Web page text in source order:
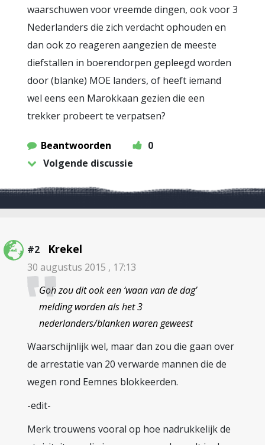
waarschuwen voor vreemde dingen, ook voor 3
Nederlanders die zich verdacht ophouden en
dan ook zo reageren aangezien de meeste
diefstallen in boerendorpen gepleegd worden
door (blanke) MOE landers, of heeft iemand
wel eens een Marokkaan gezien die een
trekker probeert te verpatsen?
Beantwoorden
0
Volgende discussie
#2 Krekel
30 augustus 2015 , 17:13
Goh zou dit ook een ‘waan van de dag’
melding worden als het 3
nederlanders/blanken waren geweest
Waarschijnlijk wel, maar dan zou die gaan over
de arrestatie van 20 verwarde mannen die de
wegen rond Eemnes blokkeerden.
-edit-
Merk trouwens vooral op hoe nadrukkelijk de